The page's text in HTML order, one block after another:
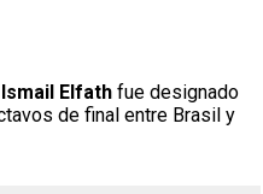
Ismail Elfath fue designado
de final entre Brasil y